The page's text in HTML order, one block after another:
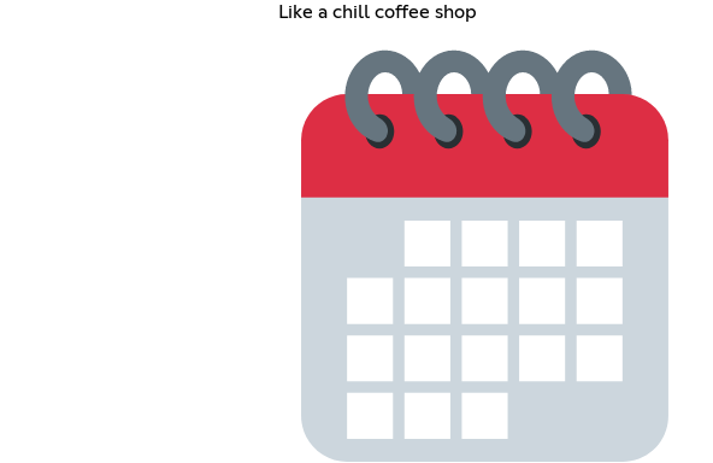
Like a chill coffee shop